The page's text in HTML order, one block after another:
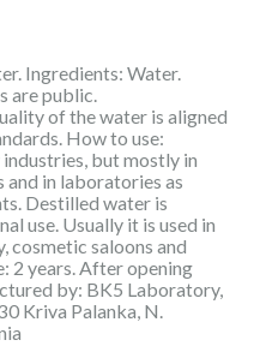
Ingredients: Water.
are public.
of the water is aligned
How to use:
but mostly in
and in laboratories as
Destilled water is
use. Usually it is used in
cosmetic saloons and
2 years. After opening
by: BK5 Laboratory,
Kriva Palanka, N.